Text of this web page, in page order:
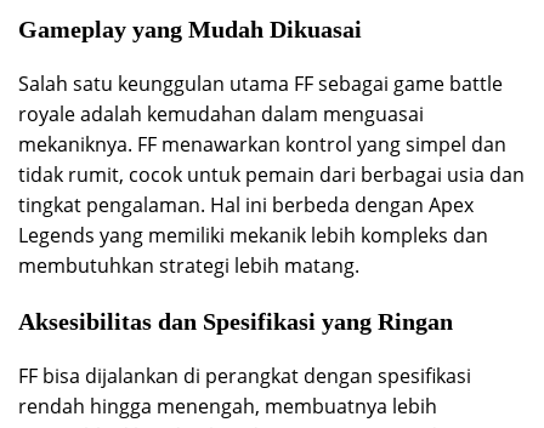
Gameplay yang Mudah Dikuasai
Salah satu keunggulan utama FF sebagai game battle
royale adalah kemudahan dalam menguasai
mekaniknya. FF menawarkan kontrol yang simpel dan
tidak rumit, cocok untuk pemain dari berbagai usia dan
tingkat pengalaman. Hal ini berbeda dengan Apex
Legends yang memiliki mekanik lebih kompleks dan
membutuhkan strategi lebih matang.
Aksesibilitas dan Spesifikasi yang Ringan
FF bisa dijalankan di perangkat dengan spesifikasi
rendah hingga menengah, membuatnya lebih